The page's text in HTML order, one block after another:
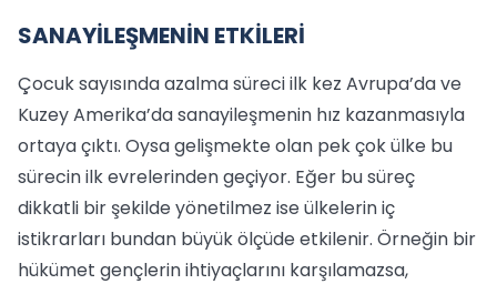
SANAYİLEŞMENİN ETKİLERİ
Çocuk sayısında azalma süreci ilk kez Avrupa’da ve
Kuzey Amerika’da sanayileşmenin hız kazanmasıyla
ortaya çıktı. Oysa gelişmekte olan pek çok ülke bu
sürecin ilk evrelerinden geçiyor. Eğer bu süreç
dikkatli bir şekilde yönetilmez ise ülkelerin iç
istikrarları bundan büyük ölçüde etkilenir. Örneğin bir
hükümet gençlerin ihtiyaçlarını karşılamazsa,